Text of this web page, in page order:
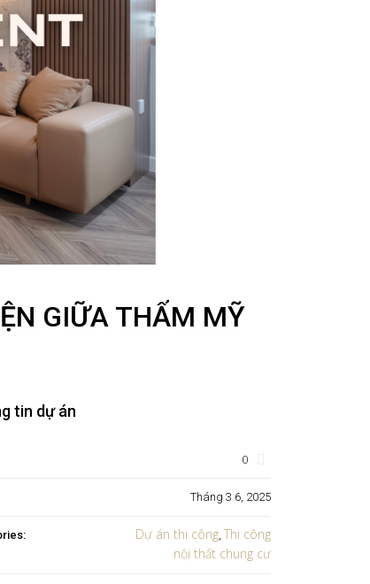
GIỮA THẨM MỸ
tin dự án
0
Tháng 3 6, 2025
Dự án thi công, Thi công
nội thất chung cư